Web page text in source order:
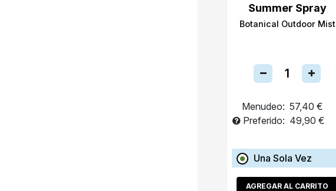
Summer Spray
Botanical Outdoor Mist
Menudeo: 57,40 €
Preferido: 49,90 €
Una Sola Vez
AGREGAR AL CARRITO